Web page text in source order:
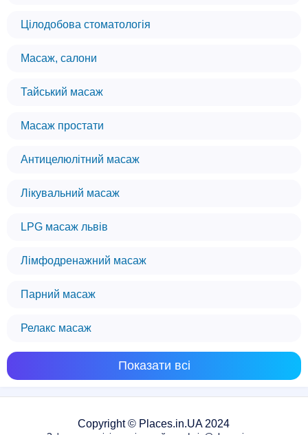
Цілодобова стоматологія
Масаж, салони
Тайський масаж
Масаж простати
Антицелюлітний масаж
Лікувальний масаж
LPG масаж львів
Лімфодренажний масаж
Парний масаж
Релакс масаж
Показати всі
Copyright © Places.in.UA 2024